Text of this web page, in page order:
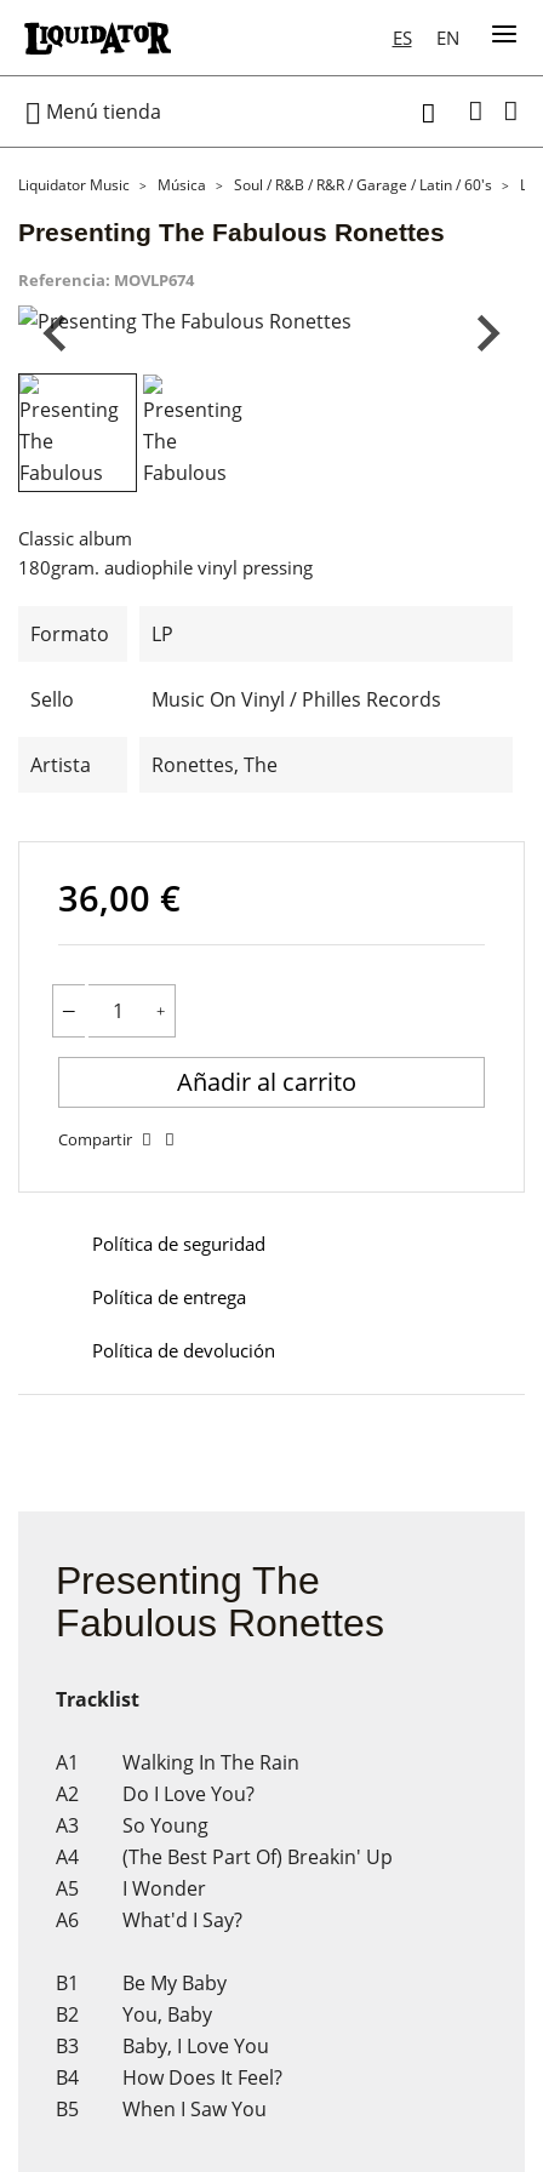
ES EN
 Menú tienda 
Liquidator Music Música Soul / R&B / R&R / Garage / Latin / 60's LP
Presenting The Fabulous Ronettes
Referencia: MOVLP674
Classic album
180gram. audiophile vinyl pressing
Formato LP
Sello Music On Vinyl / Philles Records
Artista Ronettes, The
36,00 €
Añadir al carrito
Compartir
Política de seguridad
Política de entrega
Política de devolución
Presenting The
Fabulous Ronettes
Tracklist
A1 Walking In The Rain
A2 Do I Love You?
A3 So Young
A4 (The Best Part Of) Breakin' Up
A5 I Wonder
A6 What'd I Say?
B1 Be My Baby
B2 You, Baby
B3 Baby, I Love You
B4 How Does It Feel?
B5 When I Saw You